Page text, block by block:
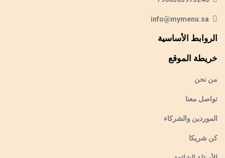
info@mymenu.sa
الروابط الأساسية
خريطة الموقع
من نحن
تواصل معنا
الموردين والشركاء
كن شريكا